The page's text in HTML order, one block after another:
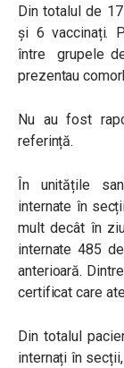
Din totalul de
și 6 vaccinați.
între grupele
prezentau
Nu au fost
referință.
În unitățile
internate în
mult decât în
internate 485
anterioară.
certificat care
Din totalul
internați în